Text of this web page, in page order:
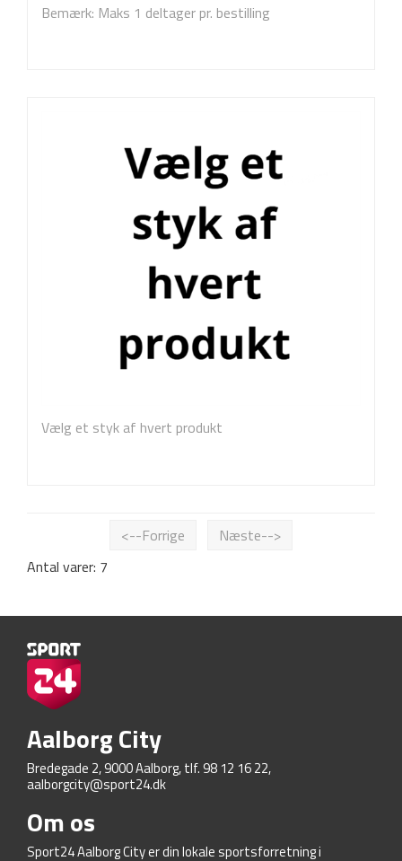
Bemærk: Maks 1 deltager pr. bestilling
Vælg et styk af hvert produkt
<--Forrige
Næste-->
Antal varer: 7
Aalborg City
Bredegade 2, 9000 Aalborg, tlf. 98 12 16 22,
aalborgcity@sport24.dk
Om os
Sport24 Aalborg City er din lokale sportsforretning i